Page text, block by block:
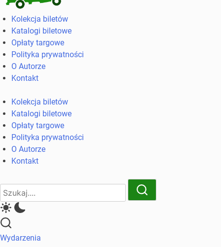
Kolekcja
biletów
komunikacji
miejskiej
kolejowych
Kolekcja biletów
Katalogi biletowe
Opłaty targowe
Polityka prywatności
O Autorze
Kontakt
Kolekcja biletów
Katalogi biletowe
Opłaty targowe
Polityka prywatności
O Autorze
Kontakt
Close
Search
Search
Wydarzenia